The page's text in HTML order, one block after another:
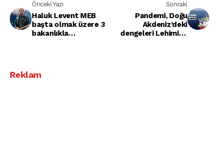
Önceki Yazı
Haluk Levent MEB
başta olmak üzere 3
bakanlıkla
Sonraki
Pandemi, Doğu
Akdeniz’deki
dengeleri Lehimize
Reklam